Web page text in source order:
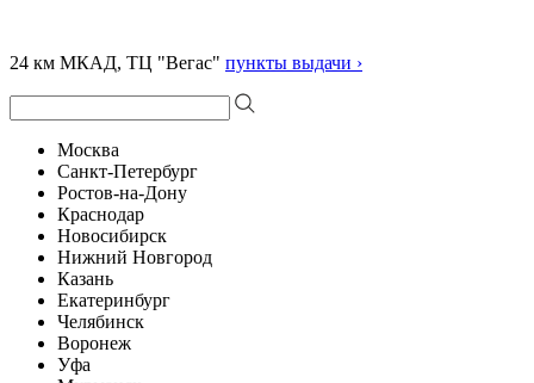
24 км МКАД, ТЦ "Вегас" пункты выдачи ›
Москва
Санкт-Петербург
Ростов-на-Дону
Краснодар
Новосибирск
Нижний Новгород
Казань
Екатеринбург
Челябинск
Воронеж
Уфа